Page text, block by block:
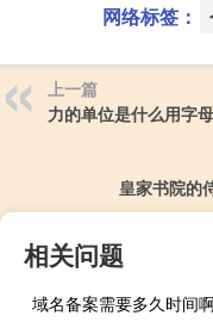
网络标签：
上一篇
力的单位是什么用字
皇家书院的
相关问题